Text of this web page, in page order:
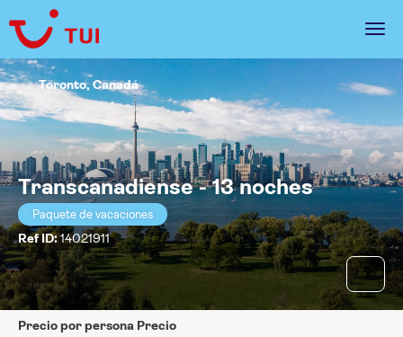
Transcanadiense - 13 noches
Paquete de vacaciones
Ref ID:14021911
Toronto, Canadá
precio por persona Precio